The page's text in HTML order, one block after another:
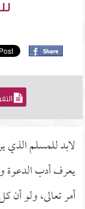
لابد للمسلم الذي
يعرف أدب الدعوة
أمر تعالى، ولو أن